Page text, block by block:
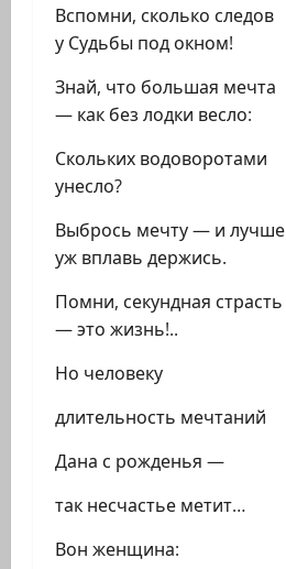
Вспомни, сколько следов
у Судьбы под окном!
Знай, что большая мечта
— как без лодки весло:
Скольких водоворотами
унесло?
Выбрось мечту — и лучше
уж вплавь держись.
Помни, секундная страсть
— это жизнь!..
Но человеку
длительность мечтаний
Дана с рожденья —
так несчастье метит…
Вон женщина: